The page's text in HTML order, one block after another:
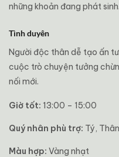
những khoản đang phát sinh.
Tình duyên
Người độc thân dễ tạo ấn
cuộc trò chuyện tưởng
nối mới.
Giờ tốt: 13:00 – 15:00
Quý nhân phù trợ: Tý, Thân
Màu hợp: Vàng nhạt